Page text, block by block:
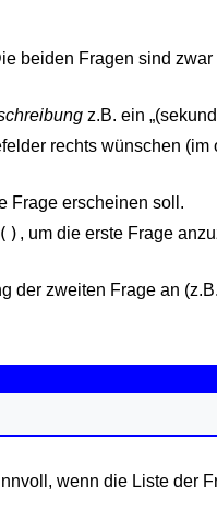
beiden Fragen sind
z.B. ein
rechts wünschen
Frage erscheinen soll.
, um die erste Frage
der zweiten Frage an
wenn die Liste der